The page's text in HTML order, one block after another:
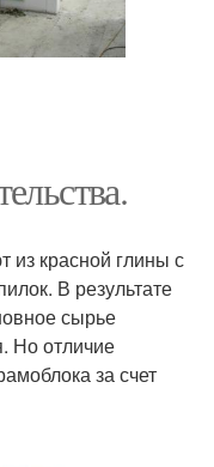
из красной глины с
В результате
сырье
Но отличие
за счет